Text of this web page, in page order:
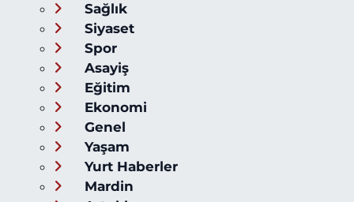
Sağlık
Siyaset
Spor
Asayiş
Eğitim
Ekonomi
Genel
Yaşam
Yurt Haberler
Mardin